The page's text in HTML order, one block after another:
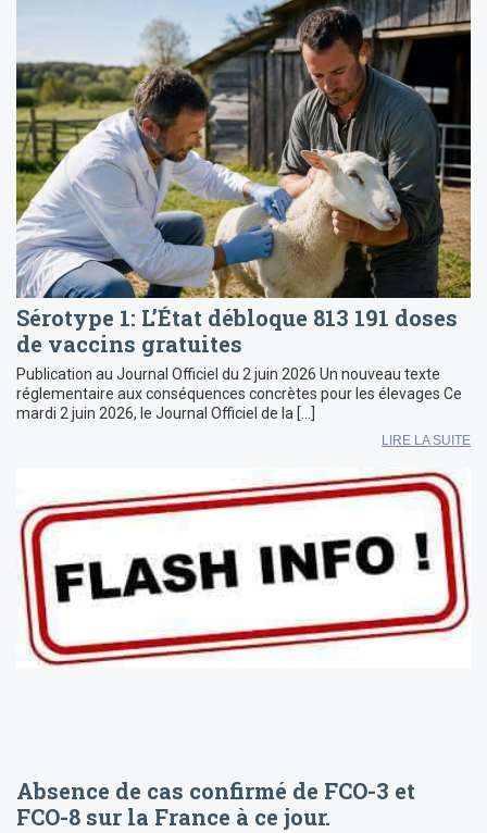
Sérotype 1: L’État débloque 813 191 doses
de vaccins gratuites
Publication au Journal Officiel du 2 juin 2026 Un nouveau texte
réglementaire aux conséquences concrètes pour les élevages Ce
mardi 2 juin 2026, le Journal Officiel de la […]
LIRE LA SUITE
Absence de cas confirmé de FCO-3 et
FCO-8 sur la France à ce jour.